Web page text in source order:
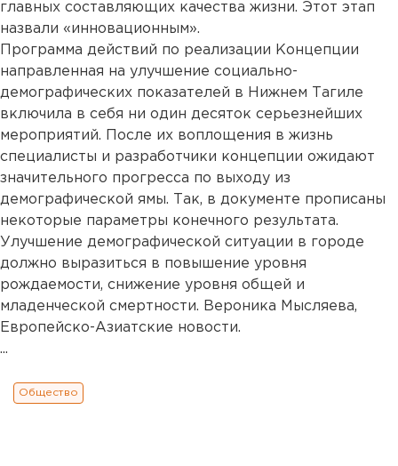
главных составляющих качества жизни. Этот этап
назвали «инновационным».
Программа действий по реализации Концепции
направленная на улучшение социально-
демографических показателей в Нижнем Тагиле
включила в себя ни один десяток серьезнейших
мероприятий. После их воплощения в жизнь
специалисты и разработчики концепции ожидают
значительного прогресса по выходу из
демографической ямы. Так, в документе прописаны
некоторые параметры конечного результата.
Улучшение демографической ситуации в городе
должно выразиться в повышение уровня
рождаемости, снижение уровня общей и
младенческой смертности. Вероника Мысляева,
Европейско-Азиатские новости.
...
Общество